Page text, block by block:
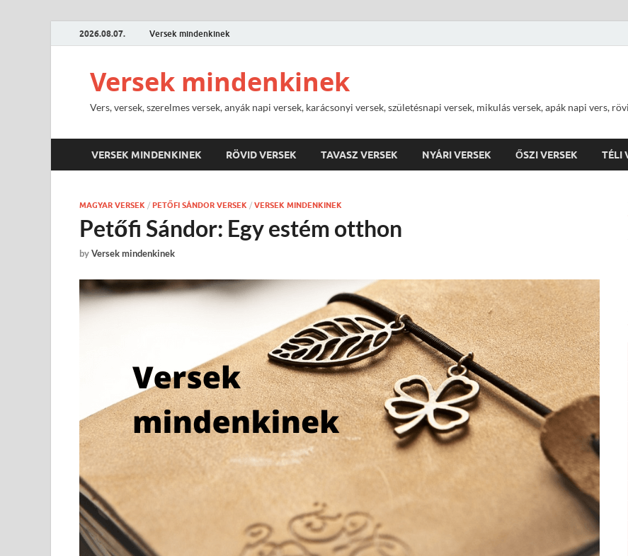
2026.08.07. Versek mindenkinek
Versek mindenkinek
Vers, versek, szerelmes versek, anyák napi versek, karácsonyi versek, születésnapi versek, mikulás versek, apák napi vers,
VERSEK MINDENKINEK RÖVID VERSEK TAVASZ VERSEK NYÁRI VERSEK ŐSZI VERSEK TÉLI
MAGYAR VERSEK / PETŐFI SÁNDOR VERSEK / VERSEK MINDENKINEK
Petőfi Sándor: Egy estém otthon
byVersek mindenkinek